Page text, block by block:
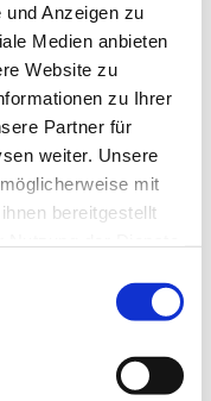
Anzeigen zu
Medien anbieten
Website zu
zu Ihrer
Partner für
weiter. Unsere
mit
bereitgestellt
Blick ins
Das Lamaxa Free
Betonringe
oder aufgesetzt
für die Produkte
Wetterstation
Lamaxa